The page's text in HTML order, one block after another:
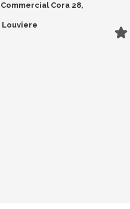
Cora 28,
Louviere